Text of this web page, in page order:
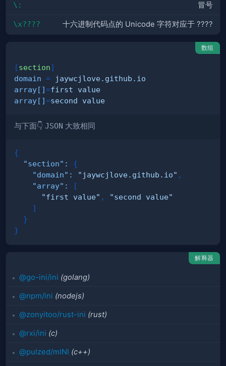
\: 冒号
\x???? 十六进制代码点的 Unicode 字符对应于 ????
数组
[section]
domain =
jaywcjlove.github.io
array[]=first value
array[]=second value
与下面👇 JSON 大致相同
{
"section" :
{
"domain" : "jaywcjlove.github.io" ,
"array" :
[
"first value" ,
"second value"
]
}
}
解释器
@go-ini/ini (golang)
@npm/ini (nodejs)
@zonyitoo/rust-ini (rust)
@rxi/ini (c)
@pulzed/mINI (c++)